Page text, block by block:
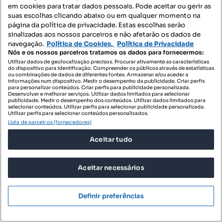
650 €4,92 €/m²
Loja Comercial c/ 132m² | Arraiolos, Évora
Arraiolos, Arraiolos, Arraiolos, Évora
Preço por metro quadrado
132 m²
ComprarCasa Évora
em cookies para tratar dados pessoais. Pode aceitar ou gerir as
suas escolhas clicando abaixo ou em qualquer momento na
página da política de privacidade. Estas escolhas serão
sinalizadas aos nossos parceiros e não afetarão os dados de
navegação. Política de Cookies, Política de Privacidade
Nós e os nossos parceiros tratamos os dados para fornecermos:
Utilizar dados de geolocalização precisos. Procurar ativamente as características
do dispositivo para identificação. Compreender os públicos através de estatísticas
ou combinações de dados de diferentes fontes. Armazenar e/ou aceder a
informações num dispositivo. Medir o desempenho da publicidade. Criar perfis
para personalizar conteúdos. Criar perfis para publicidade personalizada.
Desenvolver e melhorar serviços. Utilizar dados limitados para selecionar
publicidade. Medir o desempenho dos conteúdos. Utilizar dados limitados para
selecionar conteúdos. Utilizar perfis para selecionar publicidade personalizada.
Utilizar perfis para selecionar conteúdos personalizados.
Lista de parceiros (fornecedores)
Aceitar tudo
Aceitar necessários
Definir preferências